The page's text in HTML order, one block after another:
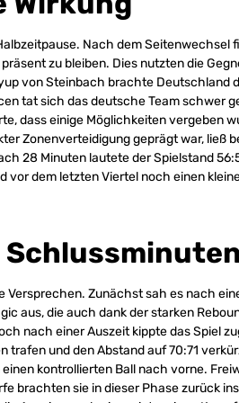
Nach dem Seitenwechsel
zu bleiben. Dies nutzten die
von Steinbach brachte Deutschland
tat sich das deutsche Team schwer
dass einige Möglichkeiten vergeben
Zonenverteidigung geprägt war, ließ
28 Minuten lautete der Spielstand
dem letzten Viertel noch einen
Versprechen. Zunächst sah es nach
aus, die auch dank der starken
nach einer Auszeit kippte das Spiel
trafen und den Abstand auf 70:71
kontrollierten Ball nach vorne.
brachten sie in dieser Phase zurück